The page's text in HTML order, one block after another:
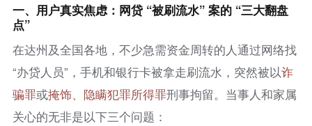
一、用户真实焦虑：网贷 “被刷流水” 案的 “三大翻盘
点”
在达州及全国各地，不少急需资金周转的人通过网络找
“办贷人员”，手机和银行卡被拿走刷流水，突然被以诈
骗罪或掩饰、隐瞒犯罪所得罪刑事拘留。当事人和家属
关心的无非是以下三个问题：